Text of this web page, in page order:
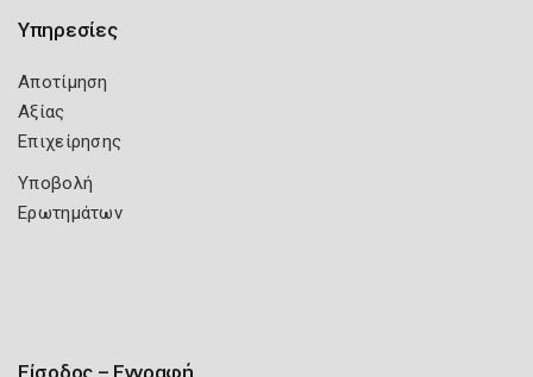
Υπηρεσίες
Αποτίμηση
Αξίας
Επιχείρησης
Υποβολή
Ερωτημάτων
Είσοδος – Εγγραφή